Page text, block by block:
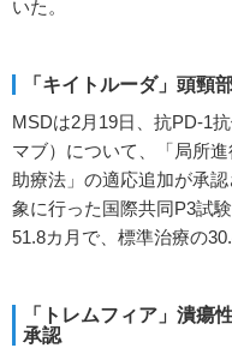
いた。
「キイトルーダ」頭頸
MSDは2月19日、抗PD-1
マブ）について、「局所
助療法」の適応追加が承
象に行った国際共同P3試
51.8カ月で、標準治療の
「トレムフィア」潰瘍
承認